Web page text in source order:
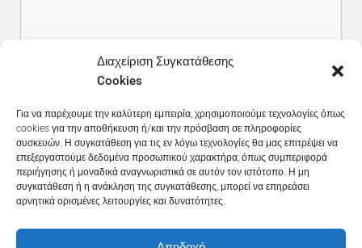
Διαχείριση Συγκατάθεσης
Cookies
Για να παρέχουμε την καλύτερη εμπειρία, χρησιμοποιούμε τεχνολογίες όπως
cookies για την αποθήκευση ή/και την πρόσβαση σε πληροφορίες
συσκευών. Η συγκατάθεση για τις εν λόγω τεχνολογίες θα μας επιτρέψει να
επεξεργαστούμε δεδομένα προσωπικού χαρακτήρα, όπως συμπεριφορά
περιήγησης ή μοναδικά αναγνωριστικά σε αυτόν τον ιστότοπο. Η μη
συγκατάθεση ή η ανάκληση της συγκατάθεσης, μπορεί να επηρεάσει
αρνητικά ορισμένες λειτουργίες και δυνατότητες.